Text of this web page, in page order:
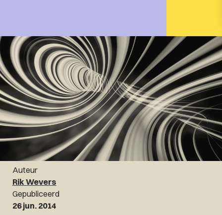
Auteur
Rik Wevers
Gepubliceerd
26 jun. 2014